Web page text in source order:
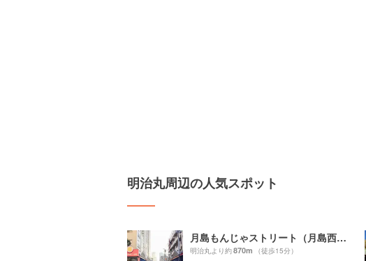
明治丸周辺の人気スポット
月島もんじゃストリート（月島西仲通り商店街）
明治丸より約870m （徒歩15分）